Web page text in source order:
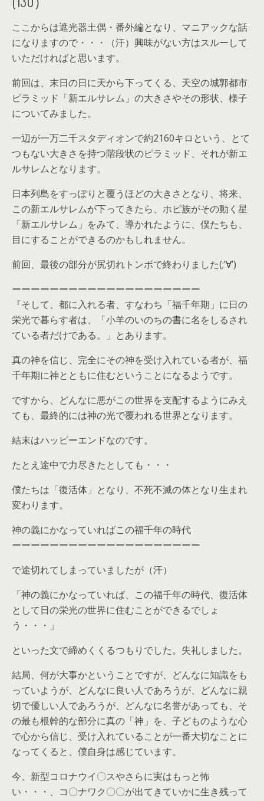
ここからは遮光器土偶・番外編となり、マニアックな話
になりますので・・・（汗）興味がない方はスルーして
いただければと思います。
前回は、末日の日に天から下ってくる、天空の城郭都市
ピラミッド「新エルサレム」の大きさやその形状、様子
についてみました。
一辺が一万二千スタディオンで約2160キロという、とて
つもない大きさを持つ階段状のピラミッド、それが新エ
ルサレムとなります。
日本列島をすっぽりと覆うほどの大きさとなり、将来、
この新エルサレムが下ってきたら、ホピ族がその動く星
「新エルサレム」をみて、導かれたように、僕たちも、
目にすることができるのかもしれません。
前回、最後の部分が尻切れトンボで終わりました(;’∀’)
ーーーーーーーーーーーーーーーーーーーー
『そして、都に入れる者、すなわち「福千年期」に日の
栄光で暮らす者は、「小羊のいのちの書に名をしるされ
ている者だけである。」とあります。
真の神を信じ、完全にその神を受け入れている者が、福
千年期に神とともに住むということになるようです。
ですから、どんなに悪がこの世界を支配するようにみえ
ても、最終的には神の光で覆われる世界となります。
結末はハッピーエンドなのです。
たとえ途中で力尽きたとしても・・・
僕たちは「復活体」となり、不死不滅の体となり生まれ
変わります。
神の義にかなっていればこの福千年の時代
ーーーーーーーーーーーーーーーーーーーー
で途切れてしまっていましたが（汗）
「神の義にかなっていれば、この福千年の時代、復活体
として日の栄光の世界に住むことができるでしょ
う・・・」
といった文で締めくくるつもりでした。失礼しました。
結局、何が大事かということですが、どんなに知識をも
っていようが、どんなに良い人であろうが、どんなに親
切で優しい人であろうが、どんなに名誉があっても、そ
の最も根幹的な部分に真の「神」を、子どものような心
で心から信じ、受け入れていることが一番大切なことに
なってくると、僕自身は感じています。
今、新型コロナウイ〇スやさらに実はもっと怖
い・・・、コ〇ナワク〇〇が出てきていかに生き残って